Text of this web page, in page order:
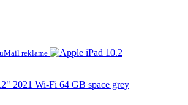
reklame
2021 Wi-Fi 64 GB space grey